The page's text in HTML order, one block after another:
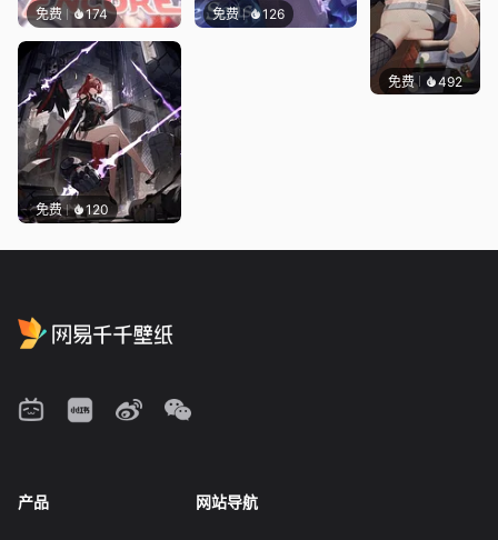
免费 174 免费 126
免费 120
免费 492
｡
产品 网站导航